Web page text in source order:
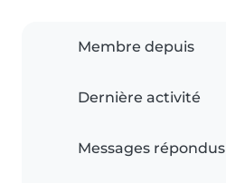
Membre depuis
Dernière activité
Messages répondus